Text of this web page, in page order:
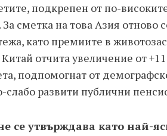
подкрепен от по-
сметка на това Азия отново
като премиите в
отчита увеличение от
подпомогнат от
слабо развити публични
се утвърждава като най-